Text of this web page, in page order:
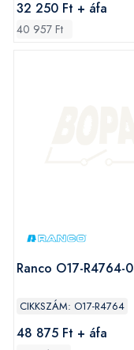
32 250 Ft + áfa
40 957 Ft
Ranco O17-R4764-
CIKKSZÁM: O17-R4764
48 875 Ft + áfa